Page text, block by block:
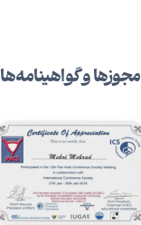
مجوزها و گواهینامه‌ها